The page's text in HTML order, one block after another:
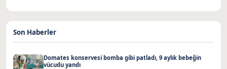
Son Haberler
Domates konservesi bomba gibi patladı, 9 aylık bebeğin
vücudu yandı